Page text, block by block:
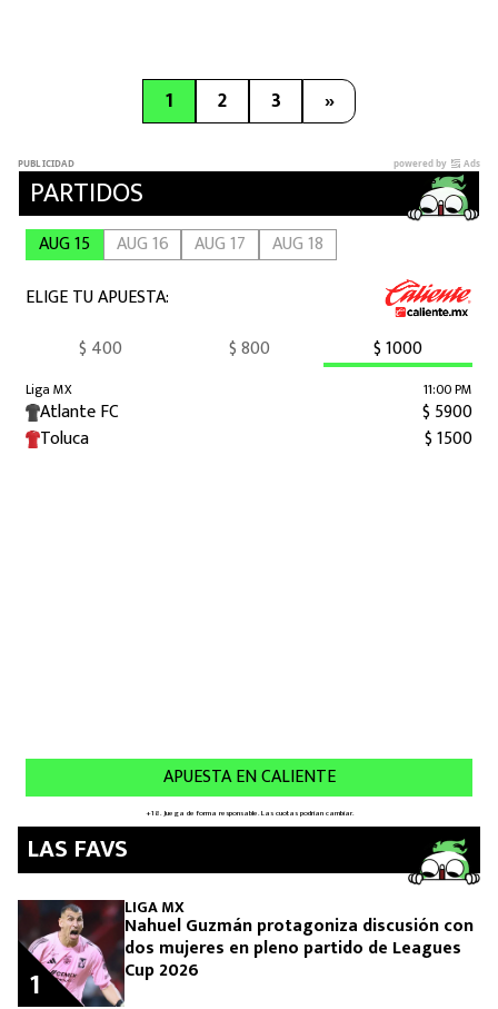
1 2 3 »
LAS FAVS
LIGA MX
Nahuel Guzmán protagoniza discusión con
dos mujeres en pleno partido de Leagues
Cup 2026
1